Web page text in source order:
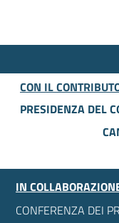
CON IL
PRESIDENZA DEL
IN
CONFERENZA DEI